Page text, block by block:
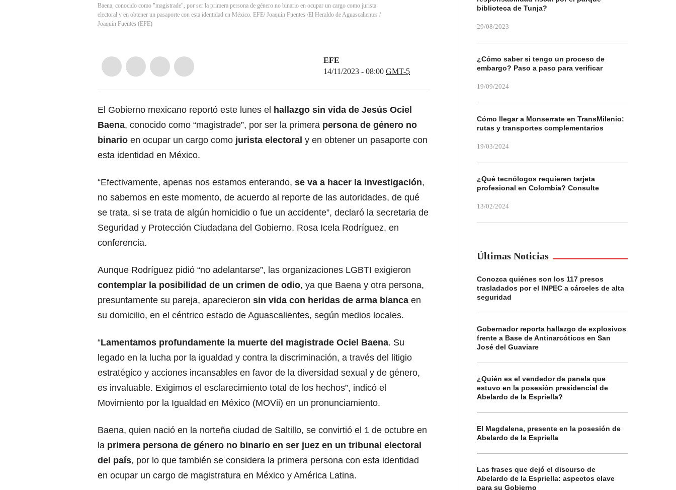
Baena, conocido como "magistrade", por ser la primera persona de género no binario en ocupar un cargo como jurista
electoral y en obtener un pasaporte con esta identidad en México. EFE/ Joaquín Fuentes /El Heraldo de Aguascalientes /
Joaquín Fuentes (EFE)
EFE
14/11/2023 - 08:00 GMT-5
El Gobierno mexicano reportó este lunes el hallazgo sin vida de Jesús Ociel
Baena, conocido como “magistrade”, por ser la primera persona de género no
binario en ocupar un cargo como jurista electoral y en obtener un pasaporte con
esta identidad en México.
“Efectivamente, apenas nos estamos enterando, se va a hacer la investigación,
no sabemos en este momento, de acuerdo al reporte de las autoridades, de qué
se trata, si se trata de algún homicidio o fue un accidente”, declaró la secretaria de
Seguridad y Protección Ciudadana del Gobierno, Rosa Icela Rodríguez, en
conferencia.
Aunque Rodríguez pidió “no adelantarse”, las organizaciones LGBTI exigieron
contemplar la posibilidad de un crimen de odio, ya que Baena y otra persona,
presuntamente su pareja, aparecieron sin vida con heridas de arma blanca en
su domicilio, en el céntrico estado de Aguascalientes, según medios locales.
“Lamentamos profundamente la muerte del magistrade Ociel Baena. Su
legado en la lucha por la igualdad y contra la discriminación, a través del litigio
estratégico y acciones incansables en favor de la diversidad sexual y de género,
es invaluable. Exigimos el esclarecimiento total de los hechos”, indicó el
Movimiento por la Igualdad en México (MOVii) en un pronunciamiento.
Baena, quien nació en la norteña ciudad de Saltillo, se convirtió el 1 de octubre en
la primera persona de género no binario en ser juez en un tribunal electoral
del país, por lo que también se considera la primera persona con esta identidad
en ocupar un cargo de magistratura en México y América Latina.
biblioteca de Tunja?
29/08/2023
¿Cómo saber si tengo un proceso de
embargo? Paso a paso para verificar
19/09/2024
Cómo llegar a Monserrate en TransMilenio:
rutas y transportes complementarios
19/03/2024
¿Qué tecnólogos requieren tarjeta
profesional en Colombia? Consulte
13/02/2024
Últimas Noticias
Conozca quiénes son los 117 presos
trasladados por el INPEC a cárceles de alta
seguridad
Gobernador reporta hallazgo de explosivos
frente a Base de Antinarcóticos en San
José del Guaviare
¿Quién es el vendedor de panela que
estuvo en la posesión presidencial de
Abelardo de la Espriella?
El Magdalena, presente en la posesión de
Abelardo de la Espriella
Las frases que dejó el discurso de
Abelardo de la Espriella: aspectos clave
para su Gobierno